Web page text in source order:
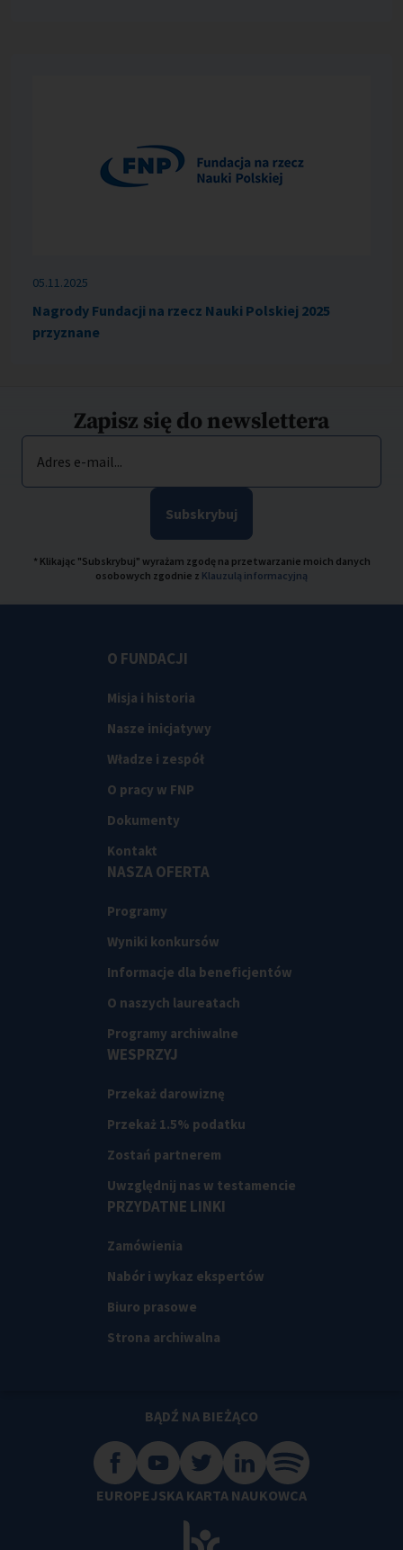
05.11.2025
Nagrody Fundacji na rzecz Nauki Polskiej 2025
przyznane
Zapisz się do newslettera
Adres e-mail...
Subskrybuj
* Klikając "Subskrybuj" wyrażam zgodę na przetwarzanie moich danych
osobowych zgodnie z Klauzulą informacyjną
O FUNDACJI
Misja i historia
Nasze inicjatywy
Władze i zespół
O pracy w FNP
Dokumenty
Kontakt
NASZA OFERTA
Programy
Wyniki konkursów
Informacje dla beneficjentów
O naszych laureatach
Programy archiwalne
WESPRZYJ
Przekaż darowiznę
Przekaż 1.5% podatku
Zostań partnerem
Uwzględnij nas w testamencie
PRZYDATNE LINKI
Zamówienia
Nabór i wykaz ekspertów
Biuro prasowe
Strona archiwalna
BĄDŹ NA BIEŻĄCO
EUROPEJSKA KARTA NAUKOWCA